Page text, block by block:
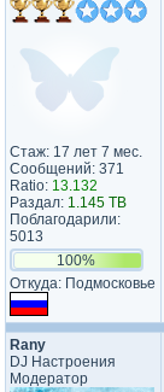
Стаж: 17 лет 7 мес.
Сообщений: 371
Ratio: 13.132
Раздал: 1.145 TB
Поблагодарили:
5013
100%
Откуда: Подмосковье
Rany
DJ Настроения
Модератор